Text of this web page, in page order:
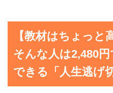
【教材はちょっと
そんな人は2,480
できる「人生逃げ